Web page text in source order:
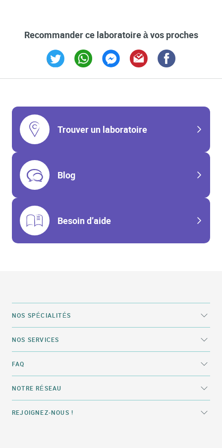
Recommander ce laboratoire à vos proches
Trouver un laboratoire
Blog
Besoin d’aide
NOS SPÉCIALITÉS
NOS SERVICES
FAQ
NOTRE RÉSEAU
REJOIGNEZ-NOUS !